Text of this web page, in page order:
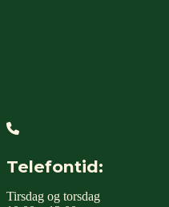
Telefontid:
Tirsdag og torsdag